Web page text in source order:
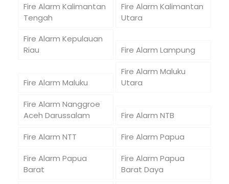
Fire Alarm Kalimantan
Tengah
Fire Alarm Kalimantan
Utara
Fire Alarm Kepulauan
Riau
Fire Alarm Lampung
Fire Alarm Maluku
Fire Alarm Maluku
Utara
Fire Alarm Nanggroe
Aceh Darussalam
Fire Alarm NTB
Fire Alarm NTT
Fire Alarm Papua
Fire Alarm Papua
Barat
Fire Alarm Papua
Barat Daya